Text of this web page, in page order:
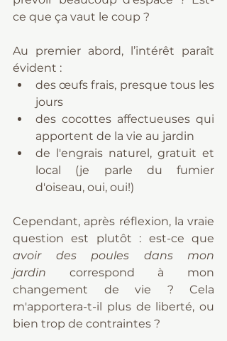
ce que ça vaut le coup ?
Au premier abord, l’intérêt paraît
évident :
des œufs frais, presque tous les
jours
des cocottes affectueuses qui
apportent de la vie au jardin
de l'engrais naturel, gratuit et
local (je parle du fumier
d'oiseau, oui, oui!)
Cependant, après réflexion, la vraie
avoir des poules dans mon
jardin correspond à mon
changement de vie ? Cela
m'apportera-t-il plus de liberté, ou
bien trop de contraintes ?